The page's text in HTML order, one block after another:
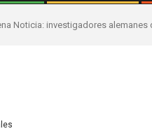
Noticia: investigadores